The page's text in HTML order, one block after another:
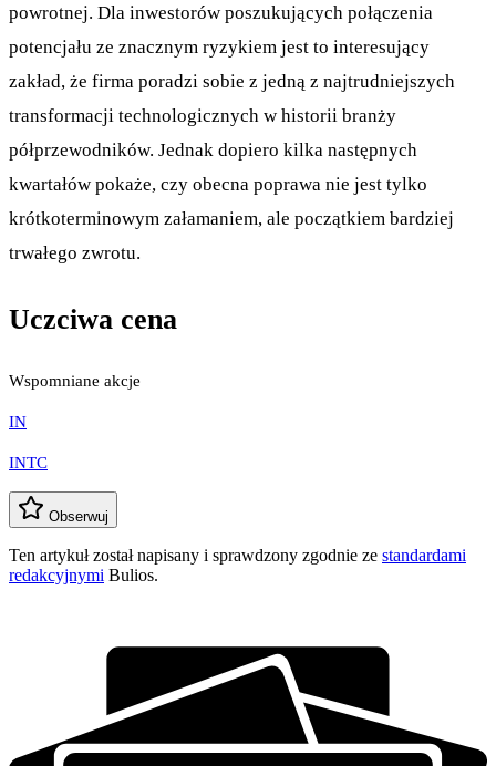
powrotnej. Dla inwestorów poszukujących połączenia
potencjału ze znacznym ryzykiem jest to interesujący
zakład, że firma poradzi sobie z jedną z najtrudniejszych
transformacji technologicznych w historii branży
półprzewodników. Jednak dopiero kilka następnych
kwartałów pokaże, czy obecna poprawa nie jest tylko
krótkoterminowym załamaniem, ale początkiem bardziej
trwałego zwrotu.
Uczciwa cena
Wspomniane akcje
IN
INTC
Obserwuj
Ten artykuł został napisany i sprawdzony zgodnie ze standardami
redakcyjnymi Bulios.